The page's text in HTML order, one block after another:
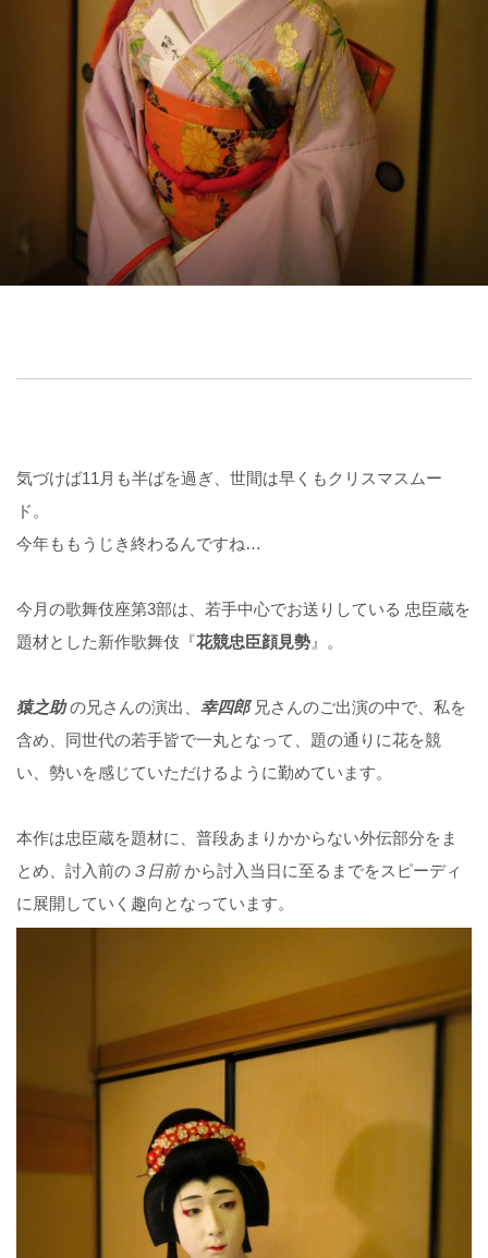
気づけば11月も半ばを過ぎ、世間は早くもクリスマスムー
ド。
今年ももうじき終わるんですね…
今月の歌舞伎座第3部は、若手中心でお送りしている 忠臣蔵を
題材とした新作歌舞伎『花競忠臣顔見勢 』。
猿之助の兄さんの演出、 幸四郎 兄さんのご出演の中で、私を
含め、同世代の若手皆で一丸となって、題の通りに花を競
い、勢いを感じていただけるように勤めています。
本作は忠臣蔵を題材に、普段あまりかからない外伝部分をま
とめ、討入前の ３日前から討入当日に至るまでをスピーディ
に展開していく趣向となっています。